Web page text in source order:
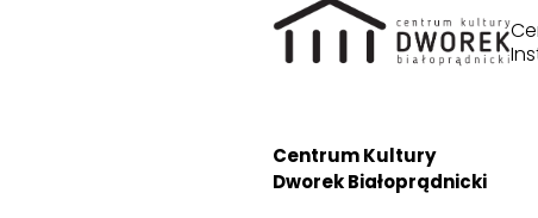
Centrum Kultury
Dworek Białoprądnicki